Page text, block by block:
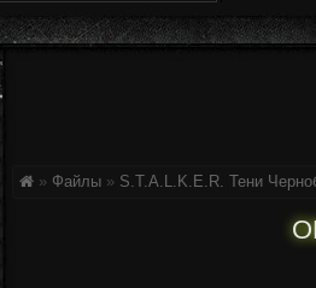
» Файлы » S.T.A.L.K.E.R. Тени